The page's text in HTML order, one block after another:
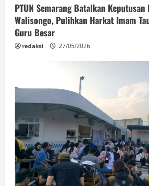
PTUN Semarang Batalkan
Walisongo, Pulihkan Harkat Imam
Guru Besar
redaksi 27/05/2026